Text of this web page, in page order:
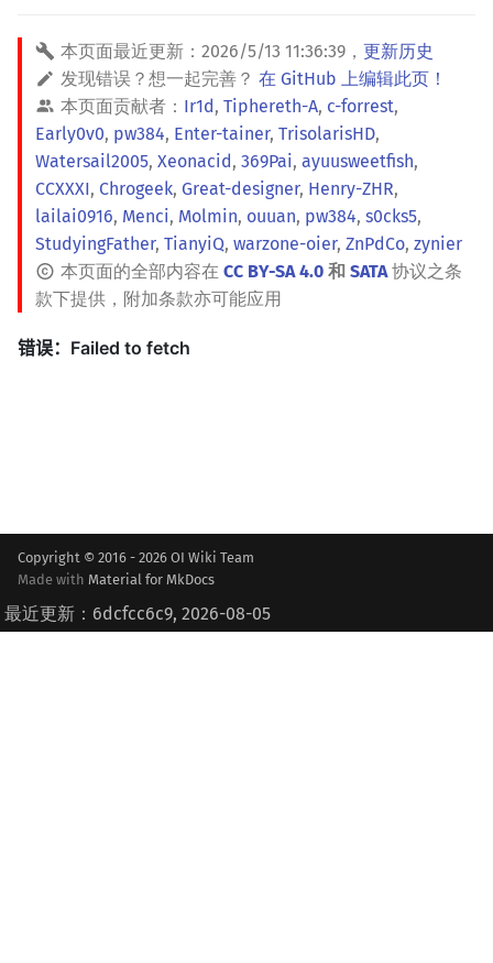
本页面最近更新： 2026/5/13 11:36:39 ， 更新历史
发现错误？想一起完善？ 在 GitHub 上编辑此页！
本页面贡献者： Ir1d, Tiphereth-A, c-forrest,
Early0v0, pw384, Enter-tainer, TrisolarisHD,
Watersail2005, Xeonacid, 369Pai, ayuusweetfish,
CCXXXI, Chrogeek, Great-designer, Henry-ZHR,
lailai0916, Menci, Molmin, ouuan, pw384, s0cks5,
StudyingFather, TianyiQ, warzone-oier, ZnPdCo, zynier
本页面的全部内容在 CC BY-SA 4.0 和 SATA协议之条
款下提供，附加条款亦可能应用
Copyright © 2016 - 2026 OI Wiki Team
Made with Material for MkDocs
最近更新：6dcfcc6c9, 2026-08-05